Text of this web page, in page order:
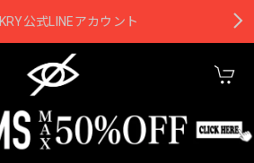
KRY公式LINEアカウント